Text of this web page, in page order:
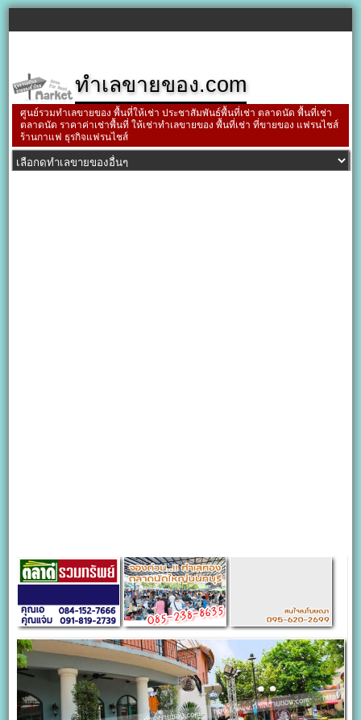
ทำเลขายของ.com
ศูนย์รวมทำเลขายของ พื้นที่ให้เช่า ประชาสัมพันธ์พื้นที่เช่า ตลาดนัด พื้นที่เช่า
ตลาดนัด ราคาค่าเช่าพื้นที่ ให้เช่าทำเลขายของ พื้นที่เช่า ที่ขายของ แฟรนไชส์
ร้านกาแฟ ธุรกิจแฟรนไชส์